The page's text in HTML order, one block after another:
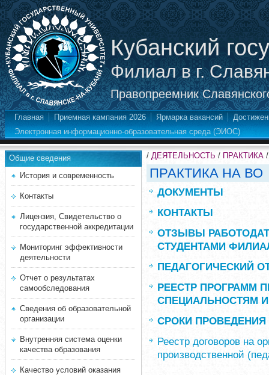
Кубанский
Филиал в г.
Правопреемник
Главная Приемная кампания 2026 Ярмарка вакансий
Электронная информационно-образовательная среда (ЭИОС)
Общие сведения
История и современность
Контакты
Лицензия, Свидетельство о
государственной аккредитации
Мониторинг эффективности
деятельности
Отчет о результатах
самообследования
Сведения об образовательной
организации
Внутренняя система оценки
качества образования
Качество условий оказания
/ ДЕЯТЕЛЬНОСТЬ / ПРАКТИКА
ПРАКТИКА НА ВО
ДОКУМЕНТЫ
КОНТАКТЫ
ОТЗЫВЫ
СТУДЕНТАМИ
ПЕДАГОГИЧЕСКИЙ
РЕЕСТР ПРОГРАММ
СПЕЦИАЛЬНОСТЯМ
СРОКИ ПРОВЕДЕНИЯ
Реестр договоров на
производственной